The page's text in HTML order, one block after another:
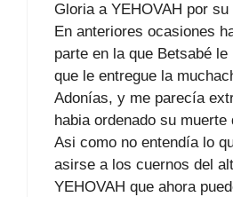
Gloria a YEHOVAH por
En anteriores ocasiones
parte en la que Betsabé le
que le entregue la
Adonías, y me parecía
habia ordenado su muerte
Asi como no entendía lo
asirse a los cuernos del
YEHOVAH que ahora